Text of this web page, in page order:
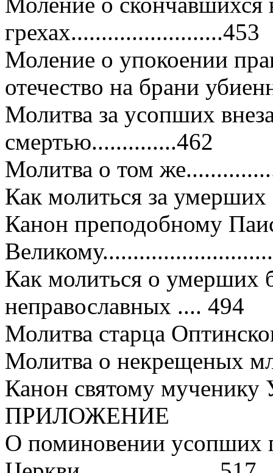
грехах.........................453
Моление о упокоении
отечество на брани
Молитва за усопших
смертью..............462
Молитва о том
Как молиться за
Канон преподобному
Как молиться о умерших
неправославных .... 494
Молитва старца
Молитва о некрещеных
Канон святому мученику
ПРИЛОЖЕНИЕ
О поминовении усопших